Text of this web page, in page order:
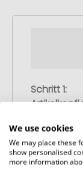
Schritt 1:
nach
We use cookies
We may place these
show personalised
more information